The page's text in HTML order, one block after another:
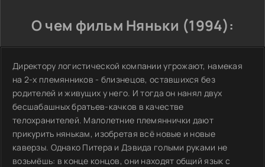
О чем фильм Няньки (1994):
Директору логистической компании угрожают, намекая
на 2-х племянников - близнецов, оставшихся без
родителей и живущих у него. И тогда он нанял двух
бесшабашных братьев-качков в качестве
телохранителей. Малолетние племяннички дают
прикурить нянькам, изобретая всё новые и новые
каверзы. Однако Питера и Дэвида голыми руками не
возьмёшь: в конце концов, они находят общий язык с